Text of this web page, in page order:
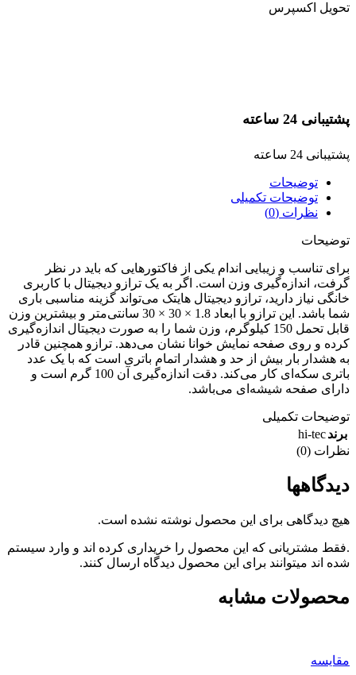
تحویل اکسپرس
پشتیبانی 24 ساعته
پشتیبانی 24 ساعته
توضیحات
توضیحات تکمیلی
نظرات (0)
توضیحات
برای تناسب و زیبایی اندام یکی از فاکتورهایی که باید در نظر
گرفت، اندازه‌گیری وزن است. اگر به یک ترازو دیجیتال با کاربری
خانگی نیاز دارید، ترازو دیجیتال هایتک می‌تواند گزینه مناسبی باری
شما باشد. این ترازو با ابعاد 1.8 × 30 × 30 سانتی‌متر و بیشترین وزن
قابل تحمل 150 کیلوگرم، وزن شما را به صورت دیجیتال اندازه‌گیری
کرده و روی صفحه نمایش خوانا نشان می‌دهد. ترازو همچنین قادر
به هشدار بار بیش از حد و هشدار اتمام باتری است که با یک عدد
باتری سکه‌ای کار می‌کند. دقت اندازه‌گیری آن 100 گرم است و
دارای صفحه شیشه‌‌ای می‌باشد.
توضیحات تکمیلی
برندhi-tec
نظرات (0)
دیدگاهها
هیچ دیدگاهی برای این محصول نوشته نشده است.
.فقط مشتریانی که این محصول را خریداری کرده اند و وارد سیستم
شده اند میتوانند برای این محصول دیدگاه ارسال کنند.
محصولات مشابه
مقایسه